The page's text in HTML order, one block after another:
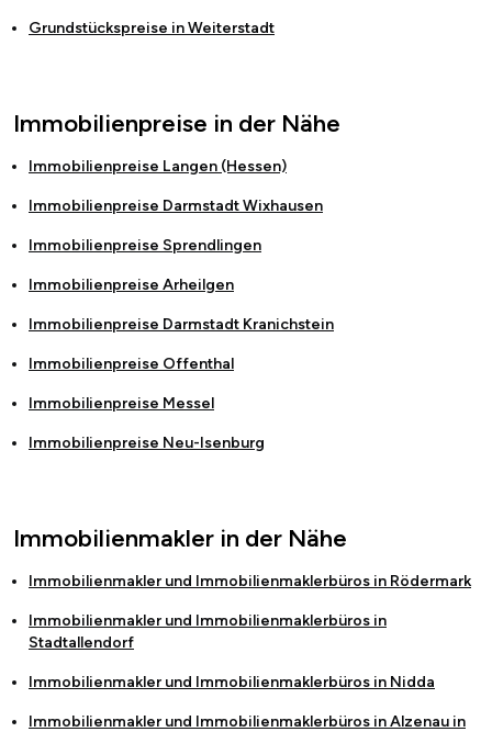
Grundstückspreise inWeiterstadt
Immobilienpreise in der Nähe
Immobilienpreise Langen (Hessen)
Immobilienpreise Darmstadt Wixhausen
Immobilienpreise Sprendlingen
Immobilienpreise Arheilgen
Immobilienpreise Darmstadt Kranichstein
Immobilienpreise Offenthal
Immobilienpreise Messel
Immobilienpreise Neu-Isenburg
Immobilienmakler in der Nähe
Immobilienmakler und Immobilienmaklerbüros in Rödermark
Immobilienmakler und Immobilienmaklerbüros in
Stadtallendorf
Immobilienmakler und Immobilienmaklerbüros in Nidda
Immobilienmakler und Immobilienmaklerbüros inAlzenau in